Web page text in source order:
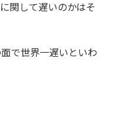
関して遅いのかはそ
で世界一遅いといわ